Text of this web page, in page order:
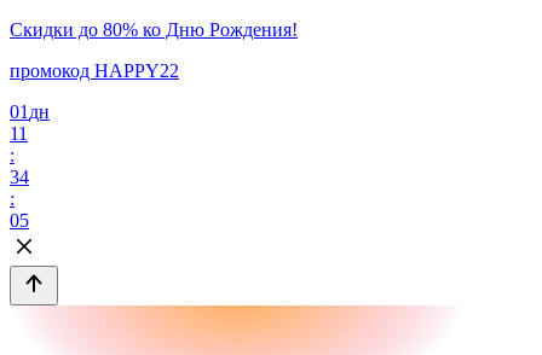
Скидки до 80% ко Дню Рождения!
промокод HAPPY22
01 дн
11
:
34
:
05